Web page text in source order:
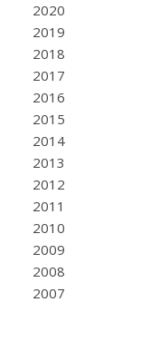
2020
2019
2018
2017
2016
2015
2014
2013
2012
2011
2010
2009
2008
2007